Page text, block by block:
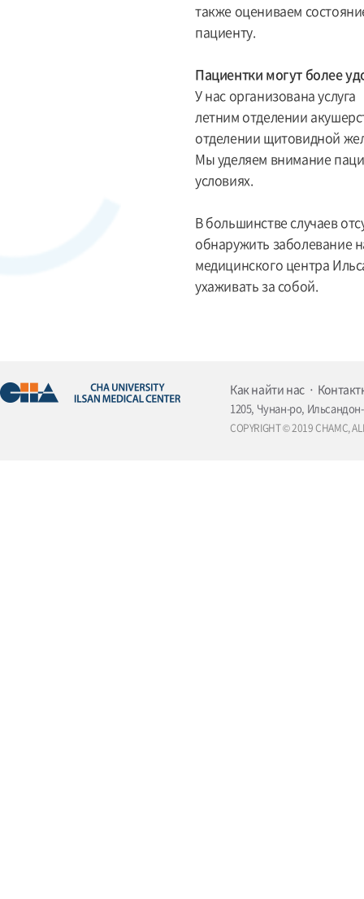
также оцениваем
пациенту.
Пациентки могут более
У нас организована
летним отделении
отделении щитовидной
Мы уделяем внимание
условиях.
В большинстве случаев
обнаружить заболевание
медицинского центра
ухаживать за собой.
Как найти нас
1205, Чунан-ро,
COPYRIGHT © 2019 CHAMC,